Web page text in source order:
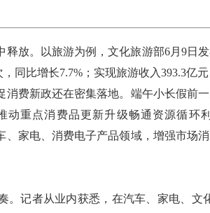
放。以旅游为例，文化旅游部6月9日发
同比增长7.7%；实现旅游收入393.3亿
费新政还在密集落地。端午小长假前
重点消费品更新升级畅通资源循环
家电、消费电子产品领域，增强市场
记者从业内获悉，在汽车、家电、文